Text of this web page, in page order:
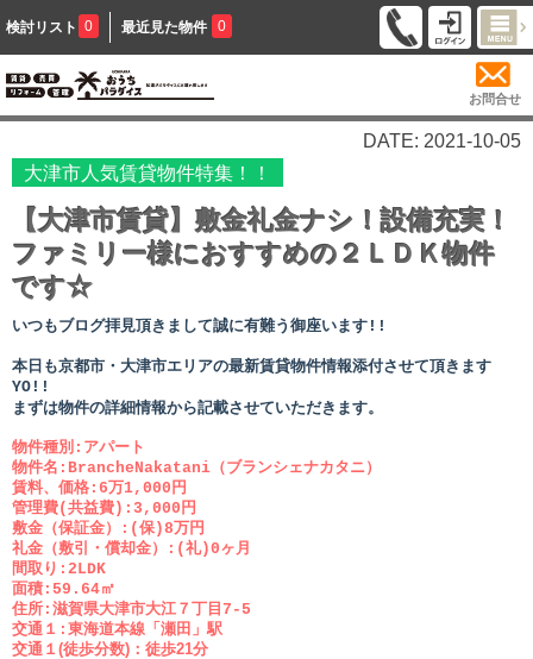
検討リスト 0 最近見た物件 0
お問合せ
DATE: 2021-10-05
大津市人気賃貸物件特集！！
【大津市賃貸】敷金礼金ナシ！設備充実！
ファミリー様におすすめの２ＬＤＫ物件
です☆
いつもブログ拝見頂きまして誠に有難う御座います!!
本日も京都市・大津市エリアの最新賃貸物件情報添付させて頂きます
YO!!
まずは物件の詳細情報から記載させていただきます。
物件種別:アパート
物件名:BrancheNakatani（ブランシェナカタニ）
賃料、価格:6万1,000円
管理費(共益費):3,000円
敷金（保証金）:(保)8万円
礼金（敷引・償却金）:(礼)0ヶ月
間取り:2LDK
面積:59.64㎡
住所:滋賀県大津市大江７丁目7-5
交通１:東海道本線「瀬田」駅
交通１(徒歩分数)： 徒歩21分